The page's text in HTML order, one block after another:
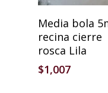
Añadir Al
Media bola
recina cierre
rosca Lila
$1,007